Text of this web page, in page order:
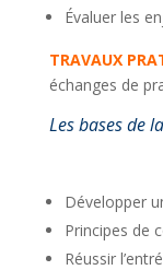
Évaluer les
TRAVAUX
échanges de
Les bases de
Développer
Principes de
Réussir